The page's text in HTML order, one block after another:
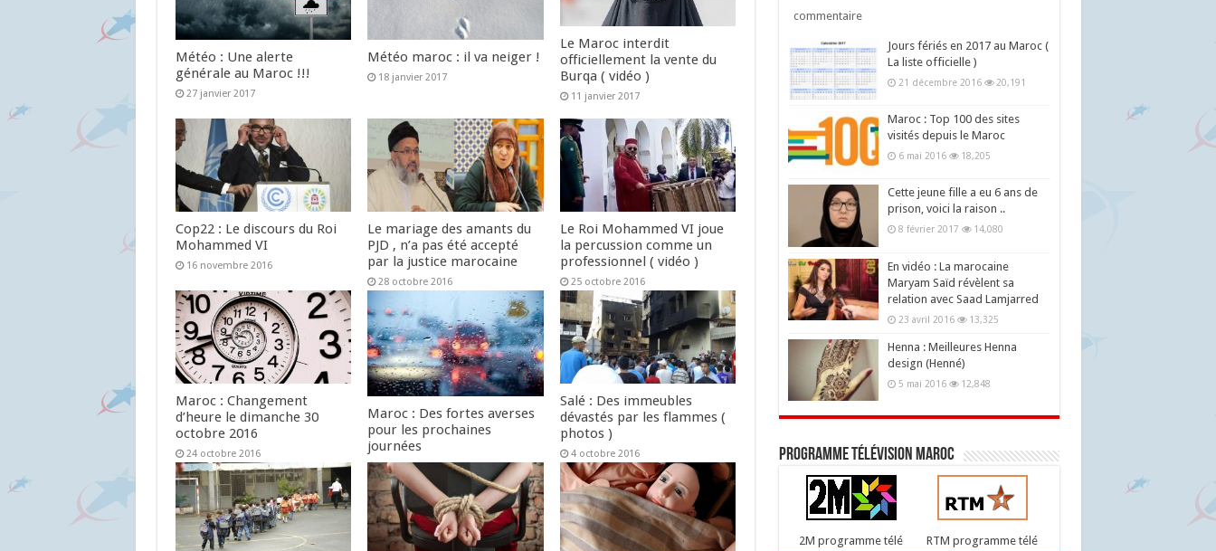
Météo : Une alerte
générale au Maroc !!!
27 janvier 2017
Météo maroc : il va neiger !
18 janvier 2017
Le Maroc interdit
officiellement la vente du
Burqa ( vidéo )
11 janvier 2017
Cop22 : Le discours du Roi
Mohammed VI
16 novembre 2016
Le mariage des amants du
PJD , n’a pas été accepté
par la justice marocaine
28 octobre 2016
Le Roi Mohammed VI joue
la percussion comme un
professionnel ( vidéo )
25 octobre 2016
Maroc : Changement
d’heure le dimanche 30
octobre 2016
24 octobre 2016
Maroc : Des fortes averses
pour les prochaines
journées
24 octobre 2016
Salé : Des immeubles
dévastés par les flammes (
photos )
4 octobre 2016
commentaire
Jours fériés en 2017 au Maroc (
La liste officielle )
21 décembre 2016 20,191
Maroc : Top 100 des sites
visités depuis le Maroc
6 mai 2016 18,205
Cette jeune fille a eu 6 ans de
prison, voici la raison ..
8 février 2017 14,080
En vidéo : La marocaine
Maryam Saïd révèlent sa
relation avec Saad Lamjarred
23 avril 2016 13,325
Henna : Meilleures Henna
design (Henné)
5 mai 2016 12,848
Programme télévision maroc
2M programme télé RTM programme télé